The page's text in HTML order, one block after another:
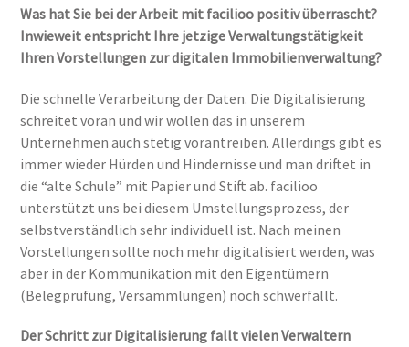
Was hat Sie bei der Arbeit mit facilioo positiv überrascht?
Inwieweit entspricht Ihre jetzige Verwaltungstätigkeit
Ihren Vorstellungen zur digitalen Immobilienverwaltung?
Die schnelle Verarbeitung der Daten. Die Digitalisierung
schreitet voran und wir wollen das in unserem
Unternehmen auch stetig vorantreiben. Allerdings gibt es
immer wieder Hürden und Hindernisse und man driftet in
die “alte Schule” mit Papier und Stift ab. facilioo
unterstützt uns bei diesem Umstellungsprozess, der
selbstverständlich sehr individuell ist. Nach meinen
Vorstellungen sollte noch mehr digitalisiert werden, was
aber in der Kommunikation mit den Eigentümern
(Belegprüfung, Versammlungen) noch schwerfällt.
Der Schritt zur Digitalisierung fallt vielen Verwaltern